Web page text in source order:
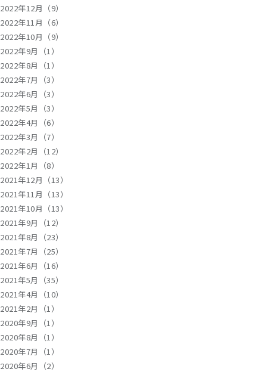
2022年12月（9）
2022年11月（6）
2022年10月（9）
2022年9月（1）
2022年8月（1）
2022年7月（3）
2022年6月（3）
2022年5月（3）
2022年4月（6）
2022年3月（7）
2022年2月（12）
2022年1月（8）
2021年12月（13）
2021年11月（13）
2021年10月（13）
2021年9月（12）
2021年8月（23）
2021年7月（25）
2021年6月（16）
2021年5月（35）
2021年4月（10）
2021年2月（1）
2020年9月（1）
2020年8月（1）
2020年7月（1）
2020年6月（2）